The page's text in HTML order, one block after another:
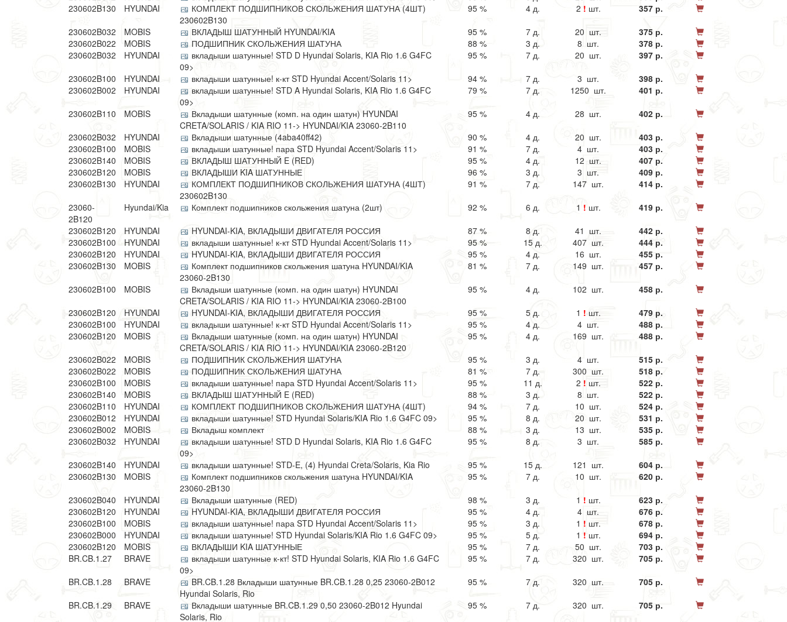
230602B130
HYUNDAI
КОМПЛЕКТ ПОДШИПНИКОВ СКОЛЬЖЕНИЯ ШАТУНА (4ШТ)
230602B130
95 % 4 д. 2 ! шт.
357 р.
230602B032
MOBIS ВКЛАДЫШ ШАТУННЫЙ HYUNDAI/KIA 95 % 7 д. 20 шт.
375 р.
230602B022
MOBIS ПОДШИПНИК СКОЛЬЖЕНИЯ ШАТУНА 88 % 3 д. 8 шт.
378 р.
230602B032
HYUNDAI
вкладыши шатунные! STD D Hyundai Solaris, KIA Rio 1.6 G4FC
09>
95 % 7 д. 20 шт.
397 р.
230602B100
HYUNDAI вкладыши шатунные! к-кт STD Hyundai Accent/Solaris 11> 94 % 7 д. 3 шт.
398 р.
230602B002
HYUNDAI
вкладыши шатунные! STD A Hyundai Solaris, KIA Rio 1.6 G4FC
09>
79 % 7 д. 1250 шт.
401 р.
230602B110
MOBIS
Вкладыши шатунные (комп. на один шатун) HYUNDAI
CRETA/SOLARIS / KIA RIO 11-> HYUNDAI/KIA 23060-2B110
95 % 4 д. 28 шт.
402 р.
230602B032
HYUNDAI Вкладыши шатунные (4aba40ff42) 90 % 4 д. 20 шт.
403 р.
230602B100
MOBIS вкладыши шатунные! пара STD Hyundai Accent/Solaris 11> 91 % 7 д. 4 шт.
403 р.
230602B140
MOBIS ВКЛАДЫШ ШАТУННЫЙ E (RED) 95 % 4 д. 12 шт.
407 р.
230602B120
MOBIS ВКЛАДЫШИ KIA ШАТУННЫЕ 96 % 3 д. 3 шт.
409 р.
230602B130
HYUNDAI
КОМПЛЕКТ ПОДШИПНИКОВ СКОЛЬЖЕНИЯ ШАТУНА (4ШТ)
230602B130
91 % 7 д. 147 шт.
414 р.
23060-
2B120
Hyundai/Kia Комплект подшипников скольжения шатуна (2шт) 92 % 6 д. 1 ! шт.
419 р.
230602B120
HYUNDAI HYUNDAI-KIA, ВКЛАДЫШИ ДВИГАТЕЛЯ РОССИЯ 87 % 8 д. 41 шт.
442 р.
230602B100
HYUNDAI вкладыши шатунные! к-кт STD Hyundai Accent/Solaris 11> 95 % 15 д. 407 шт.
444 р.
230602B120
HYUNDAI HYUNDAI-KIA, ВКЛАДЫШИ ДВИГАТЕЛЯ РОССИЯ 95 % 4 д. 16 шт.
455 р.
230602B130
MOBIS
Комплект подшипников скольжения шатуна HYUNDAI/KIA
23060-2B130
81 % 7 д. 149 шт.
457 р.
230602B100
MOBIS
Вкладыши шатунные (комп. на один шатун) HYUNDAI
CRETA/SOLARIS / KIA RIO 11-> HYUNDAI/KIA 23060-2B100
95 % 4 д. 102 шт.
458 р.
230602B120
HYUNDAI HYUNDAI-KIA, ВКЛАДЫШИ ДВИГАТЕЛЯ РОССИЯ 95 % 5 д. 1 ! шт.
479 р.
230602B100
HYUNDAI вкладыши шатунные! к-кт STD Hyundai Accent/Solaris 11> 95 % 4 д. 4 шт.
488 р.
230602B120
MOBIS
Вкладыши шатунные (комп. на один шатун) HYUNDAI
CRETA/SOLARIS / KIA RIO 11-> HYUNDAI/KIA 23060-2B120
95 % 4 д. 169 шт.
488 р.
230602B022
MOBIS ПОДШИПНИК СКОЛЬЖЕНИЯ ШАТУНА 95 % 3 д. 4 шт.
515 р.
230602B022
MOBIS ПОДШИПНИК СКОЛЬЖЕНИЯ ШАТУНА 81 % 7 д. 300 шт.
518 р.
230602B100
MOBIS вкладыши шатунные! пара STD Hyundai Accent/Solaris 11> 95 % 11 д. 2 ! шт.
522 р.
230602B140
MOBIS ВКЛАДЫШ ШАТУННЫЙ E (RED) 88 % 3 д. 8 шт.
522 р.
230602B110
HYUNDAI КОМПЛЕКТ ПОДШИПНИКОВ СКОЛЬЖЕНИЯ ШАТУНА (4ШТ) 94 % 7 д. 10 шт.
524 р.
230602B012
HYUNDAI вкладыши шатунные! STD Hyundai Solaris/KIA Rio 1.6 G4FC 09> 95 % 8 д. 20 шт.
531 р.
230602B002
MOBIS Вкладыш комплект 88 % 3 д. 13 шт.
535 р.
230602B032
HYUNDAI
вкладыши шатунные! STD D Hyundai Solaris, KIA Rio 1.6 G4FC
09>
95 % 8 д. 3 шт.
585 р.
230602B140
HYUNDAI вкладыши шатунные! STD-E, (4) Hyundai Creta/Solaris, Kia Rio 95 % 15 д. 121 шт.
604 р.
230602B130
MOBIS
Комплект подшипников скольжения шатуна HYUNDAI/KIA
23060-2B130
95 % 7 д. 10 шт.
620 р.
230602B040
HYUNDAI Вкладыши шатунные (RED) 98 % 3 д. 1 ! шт.
623 р.
230602B120
HYUNDAI HYUNDAI-KIA, ВКЛАДЫШИ ДВИГАТЕЛЯ РОССИЯ 95 % 4 д. 4 шт.
676 р.
230602B100
MOBIS вкладыши шатунные! пара STD Hyundai Accent/Solaris 11> 95 % 3 д. 1 ! шт.
678 р.
230602B000
HYUNDAI вкладыши шатунные! STD Hyundai Solaris/KIA Rio 1.6 G4FC 09> 95 % 5 д. 1 ! шт.
694 р.
230602B120
MOBIS ВКЛАДЫШИ KIA ШАТУННЫЕ 95 % 7 д. 50 шт.
703 р.
BR.CB.1.27
BRAVE
вкладыши шатунные к-кт! STD Hyundai Solaris, KIA Rio 1.6 G4FC
09>
95 % 7 д. 320 шт.
705 р.
BR.CB.1.28
BRAVE
BR.CB.1.28 Вкладыши шатунные BR.CB.1.28 0,25 23060-2B012
Hyundai Solaris, Rio
95 % 7 д. 320 шт.
705 р.
BR.CB.1.29
BRAVE
Вкладыши шатунные BR.CB.1.29 0,50 23060-2B012 Hyundai
Solaris, Rio
95 % 7 д. 320 шт.
705 р.